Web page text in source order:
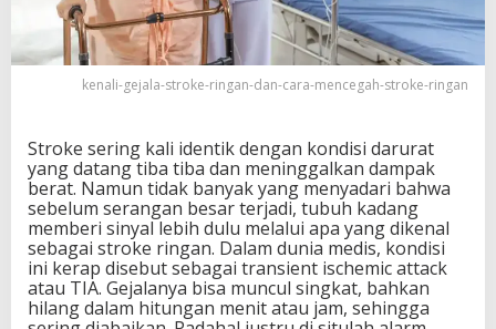
g
a
n
a
a
r
a
M
e
n
c
e
g
kenali-gejala-stroke-ringan-dan-cara-mencegah-stroke-ringan
Stroke sering kali identik dengan kondisi darurat
yang datang tiba tiba dan meninggalkan dampak
berat. Namun tidak banyak yang menyadari bahwa
sebelum serangan besar terjadi, tubuh kadang
memberi sinyal lebih dulu melalui apa yang dikenal
sebagai stroke ringan. Dalam dunia medis, kondisi
ini kerap disebut sebagai transient ischemic attack
atau TIA. Gejalanya bisa muncul singkat, bahkan
hilang dalam hitungan menit atau jam, sehingga